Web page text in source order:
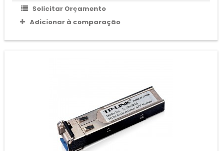
Solicitar Orçamento
Adicionar à comparação